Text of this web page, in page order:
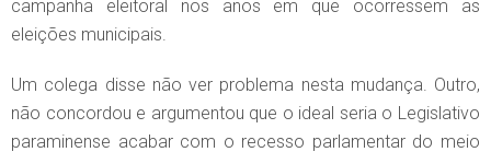
campanha eleitoral nos anos em que ocorressem as
eleições municipais.
Um colega disse não ver problema nesta mudança. Outro,
não concordou e argumentou que o ideal seria o Legislativo
paraminense acabar com o recesso parlamentar do meio